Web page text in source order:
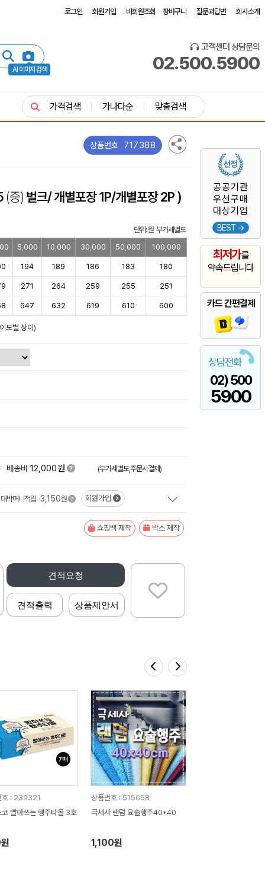
로그인 회원가입 비회원조회 장바구니 질문과답변 회사소개
AI 이미지 검색
고객센터 상담문의
02.500.5900
공공기관
우선구매
대상기업
BEST →
최저가를
약속드립니다
카드 간편결제
상담전화
02) 500
5900
가격검색 가나다순 맞춤검색
상품번호 717388
(중) 벌크/ 개별포장 1P/개별포장 2P )
단위: 원 부가세별도
5,000 10,000 30,000 50,000 100,000
194 189 186 183 180
271 264 259 255 251
647 632 619 610 600
도별 상이)
배송비 12,000원 (부가세별도,주문시결제)
대박머니적립 3,150원 회원가입
쇼핑백 제작 박스 제작
견적요청
견적출력 상품제안서
호 : 239321
코 빨아쓰는 행주타올 3호
상품번호 : 515658
극세사 랜덤 요술행주40*40
1,100원